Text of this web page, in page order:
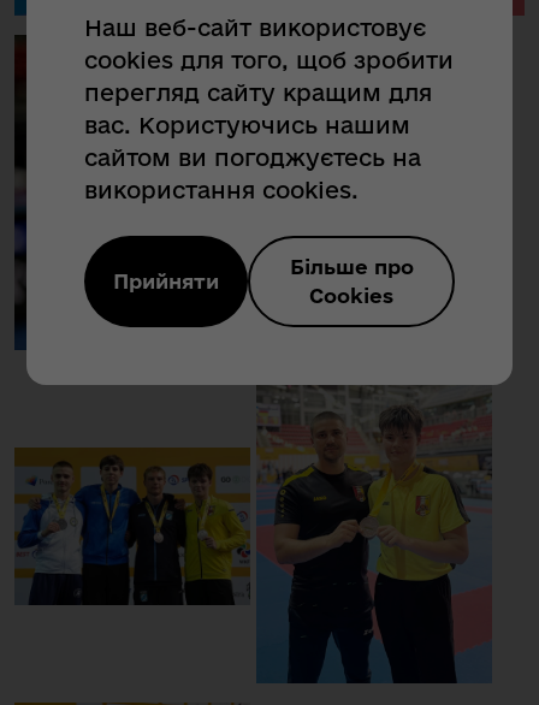
Наш веб-сайт використовує
cookies для того, щоб зробити
перегляд сайту кращим для
вас. Користуючись нашим
сайтом ви погоджуєтесь на
використання cookies.
Прийняти
Більше про
Cookies